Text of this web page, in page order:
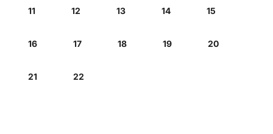
11 12 13 14 15
16 17 18 19 20
21 22